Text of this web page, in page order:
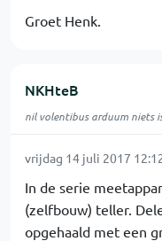
Groet Henk.
NKHteB
nil volentibus arduum niets
vrijdag 14 juli 2017
In de serie
(zelfbouw) teller.
opgehaald met een